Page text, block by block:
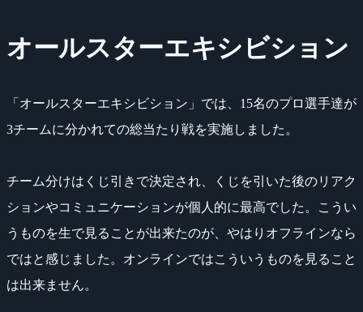
オールスターエキシビション
「オールスターエキシビション」では、15名のプロ選手達が
3チームに分かれての総当たり戦を実施しました。
チーム分けはくじ引きで決定され、くじを引いた後のリアク
ションやコミュニケーションが個人的に最高でした。こうい
うものを生で見ることが出来たのが、やはりオフラインなら
ではと感じました。オンラインではこういうものを見ること
は出来ません。